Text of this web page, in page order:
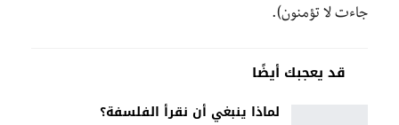
جاءت لا تؤمنون).
قد يعجبك أيضًا
لماذا ينبغي أن نقرأ الفلسفة؟